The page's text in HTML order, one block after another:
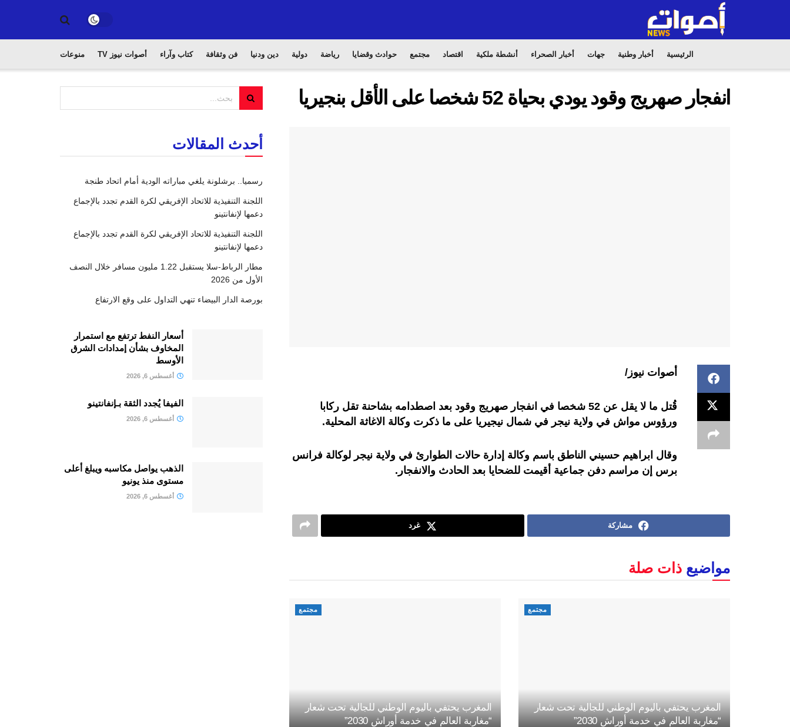
الرئيسية أخبار وطنية جهات أخبار الصحراء أنشطة ملكية اقتصاد مجتمع حوادث وقضايا رياضة دولية دين ودنيا فن وثقافة كتاب وآراء أصوات نيوز TV منوعات
انفجار صهريج وقود يودي بحياة 52 شخصا على الأقل بنجيريا
أصوات نيوز/
قُتل ما لا يقل عن 52 شخصا في انفجار صهريج وقود بعد اصطدامه بشاحنة تقل ركابا
ورؤوس مواش في ولاية نيجر في شمال نيجيريا على ما ذكرت وكالة الاغاثة المحلية.
وقال ابراهيم حسيني الناطق باسم وكالة إدارة حالات الطوارئ في ولاية نيجر لوكالة فرانس
برس إن مراسم دفن جماعية أقيمت للضحايا بعد الحادث والانفجار.
مشاركة غرد
مواضيع ذات صلة
مجتمع
المغرب يحتفي باليوم الوطني للجالية تحت شعار
“مغاربة العالم في خدمة أوراش 2030”
مجتمع
المغرب يحتفي باليوم الوطني للجالية تحت شعار
“مغاربة العالم في خدمة أوراش 2030”
أحدث المقالات
رسميا.. برشلونة يلغي مباراته الودية أمام اتحاد طنجة
اللجنة التنفيذية للاتحاد الإفريقي لكرة القدم تجدد بالإجماع
دعمها لإنفانتينو
اللجنة التنفيذية للاتحاد الإفريقي لكرة القدم تجدد بالإجماع
دعمها لإنفانتينو
مطار الرباط-سلا يستقبل 1.22 مليون مسافر خلال النصف
الأول من 2026
بورصة الدار البيضاء تنهي التداول على وقع الارتفاع
أسعار النفط ترتفع مع استمرار
المخاوف بشأن إمدادات الشرق
الأوسط
أغسطس 6, 2026
الفيفا يُجدد الثقة بـإنفانتينو
أغسطس 6, 2026
الذهب يواصل مكاسبه ويبلغ أعلى
مستوى منذ يونيو
أغسطس 6, 2026